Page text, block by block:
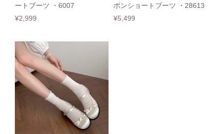
ートブーツ ・6007
¥2,999
ボンショートブーツ ・28613
¥5,499